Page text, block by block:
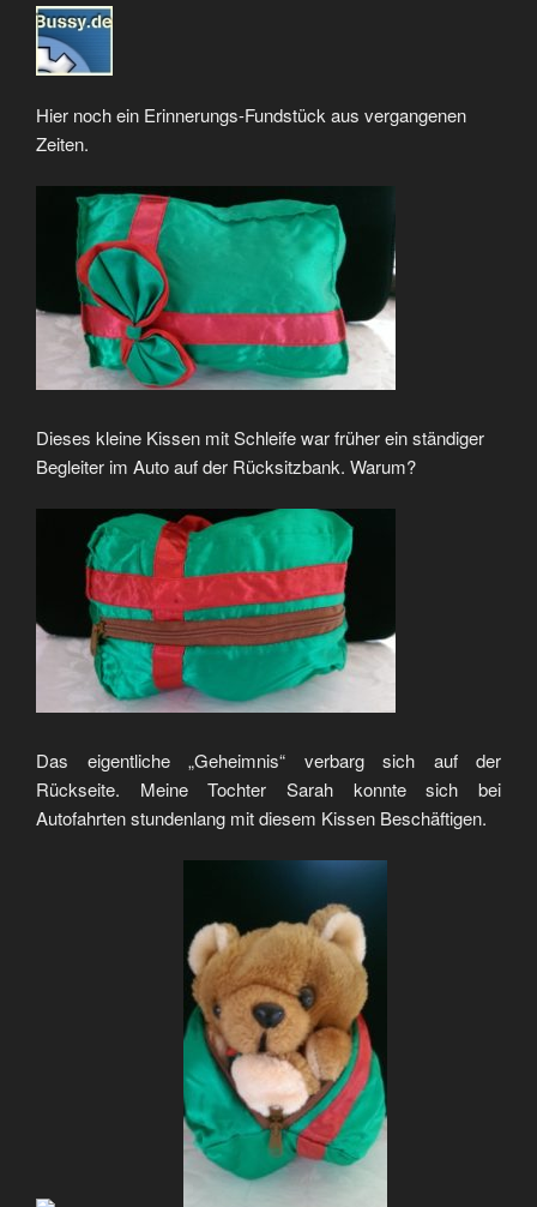
Hier noch ein Erinnerungs-Fundstück aus vergangenen
Zeiten.
Dieses kleine Kissen mit Schleife war früher ein ständiger
Begleiter im Auto auf der Rücksitzbank. Warum?
Das eigentliche „Geheimnis“ verbarg sich auf der
Rückseite. Meine Tochter Sarah konnte sich bei
Autofahrten stundenlang mit diesem Kissen Beschäftigen.